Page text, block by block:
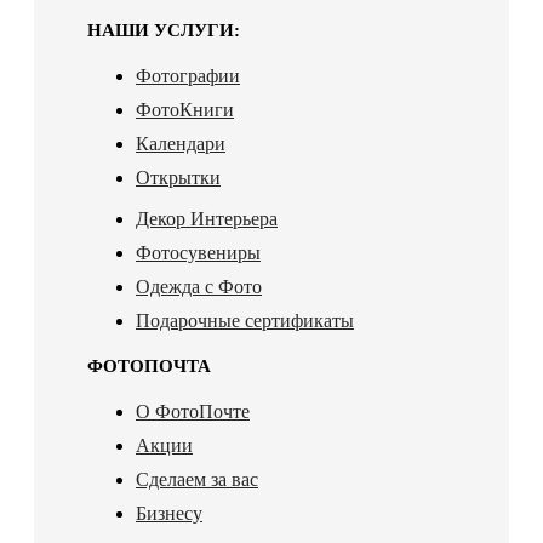
НАШИ УСЛУГИ:
Фотографии
ФотоКниги
Календари
Открытки
Декор Интерьера
Фотосувениры
Одежда с Фото
Подарочные сертификаты
ФОТОПОЧТА
О ФотоПочте
Акции
Сделаем за вас
Бизнесу